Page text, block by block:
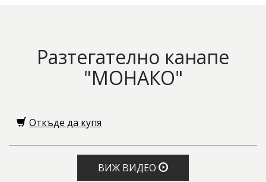
Разтегателно канапе
"МОНАКО"
Откъде да купя
ВИЖ ВИДЕО